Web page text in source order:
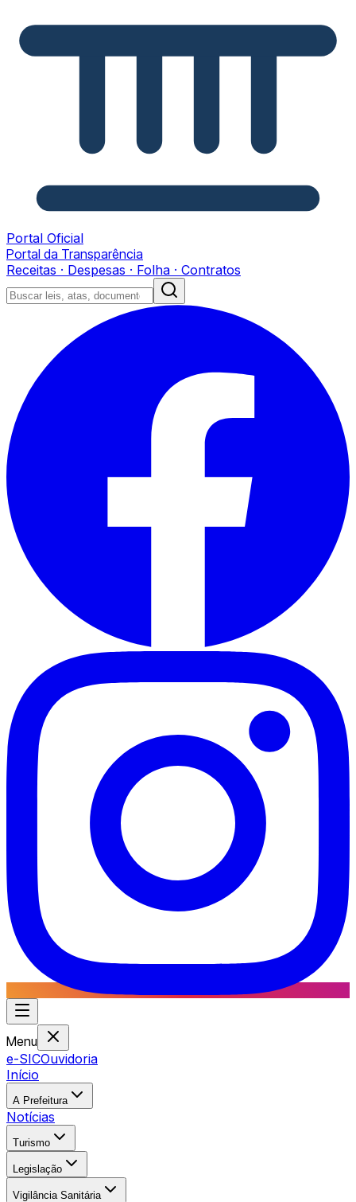
Portal Oficial
Portal da Transparência
Receitas · Despesas · Folha · Contratos
Menu
e-SICOuvidoria
Início
A Prefeitura
Notícias
Turismo
Legislação
Vigilância Sanitária